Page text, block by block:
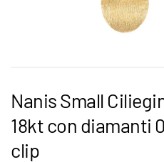
Nanis Small
18kt con diamanti
clip